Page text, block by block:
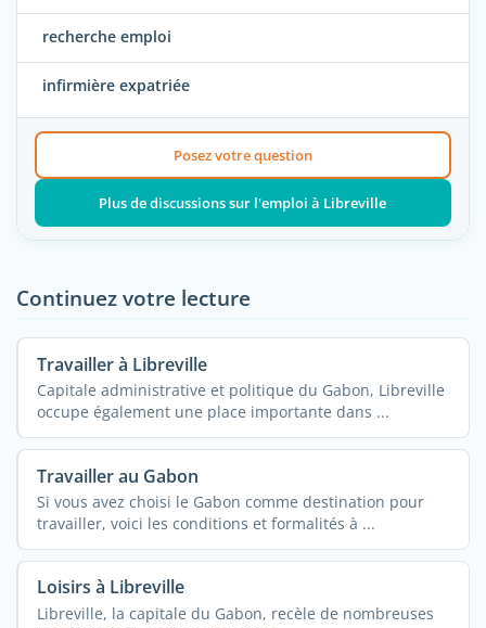
recherche emploi
infirmière expatriée
Posez votre question
Plus de discussions sur l'emploi à Libreville
Continuez votre lecture
Travailler à Libreville
Capitale administrative et politique du Gabon, Libreville
occupe également une place importante dans ...
Travailler au Gabon
Si vous avez choisi le Gabon comme destination pour
travailler, voici les conditions et formalités à ...
Loisirs à Libreville
Libreville, la capitale du Gabon, recèle de nombreuses